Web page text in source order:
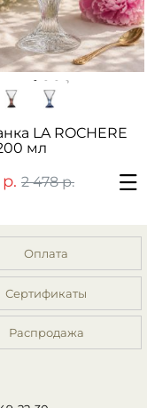
LA ROCHERE
мл
2 478 р.
Оплата
Сертификаты
Распродажа